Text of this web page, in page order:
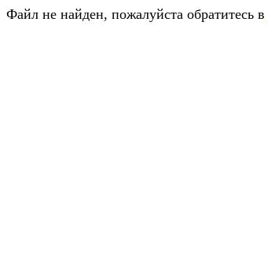
Файл не найден, пожалуйста обратитесь в